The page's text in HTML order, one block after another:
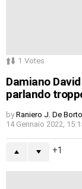
1 Votes
Damiano
parlando
by Raniero J. De
14 Gennaio 2022,
1